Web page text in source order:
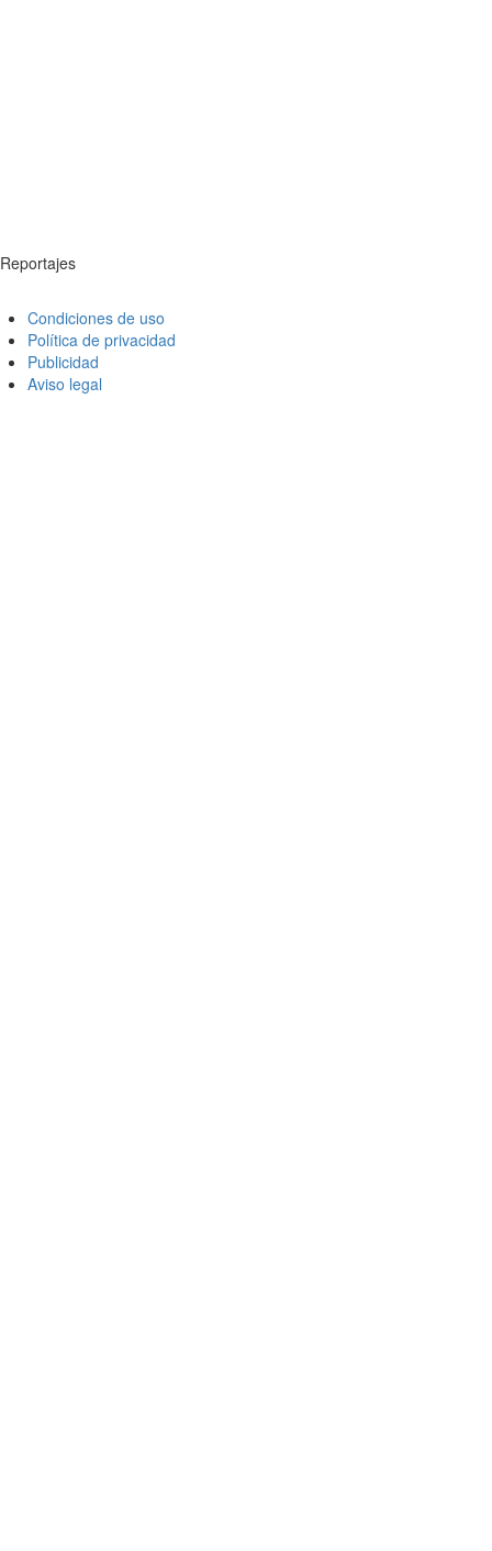
Reportajes
Condiciones de uso
Política de privacidad
Publicidad
Aviso legal